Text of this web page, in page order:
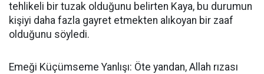
tehlikeli bir tuzak olduğunu belirten Kaya, bu durumun
kişiyi daha fazla gayret etmekten alıkoyan bir zaaf
olduğunu söyledi.
Emeği Küçümseme Yanlışı: Öte yandan, Allah rızası